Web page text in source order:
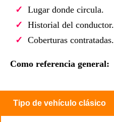
Lugar donde circula.
Historial del conductor.
Coberturas contratadas.
Como referencia general:
Tipo de vehículo clásico